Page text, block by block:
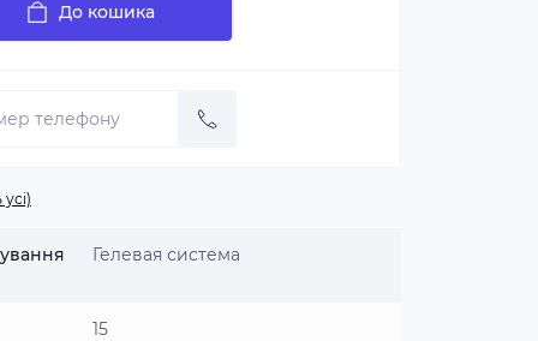
До кошика
Гелевая система
15